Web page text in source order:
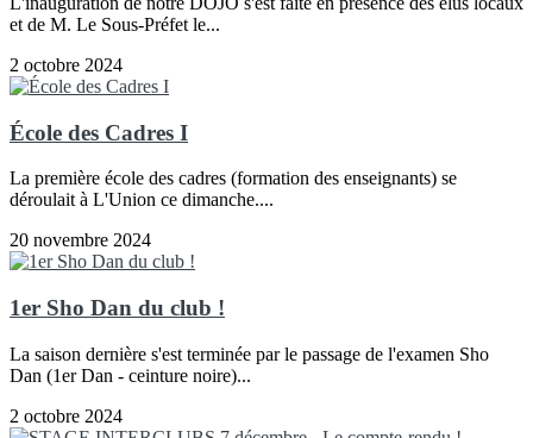
et de M. Le Sous-Préfet le...
2 octobre 2024
École des Cadres I
La première école des cadres (formation des enseignants) se
déroulait à L'Union ce dimanche....
20 novembre 2024
1er Sho Dan du club !
La saison dernière s'est terminée par le passage de l'examen Sho
Dan (1er Dan - ceinture noire)...
2 octobre 2024